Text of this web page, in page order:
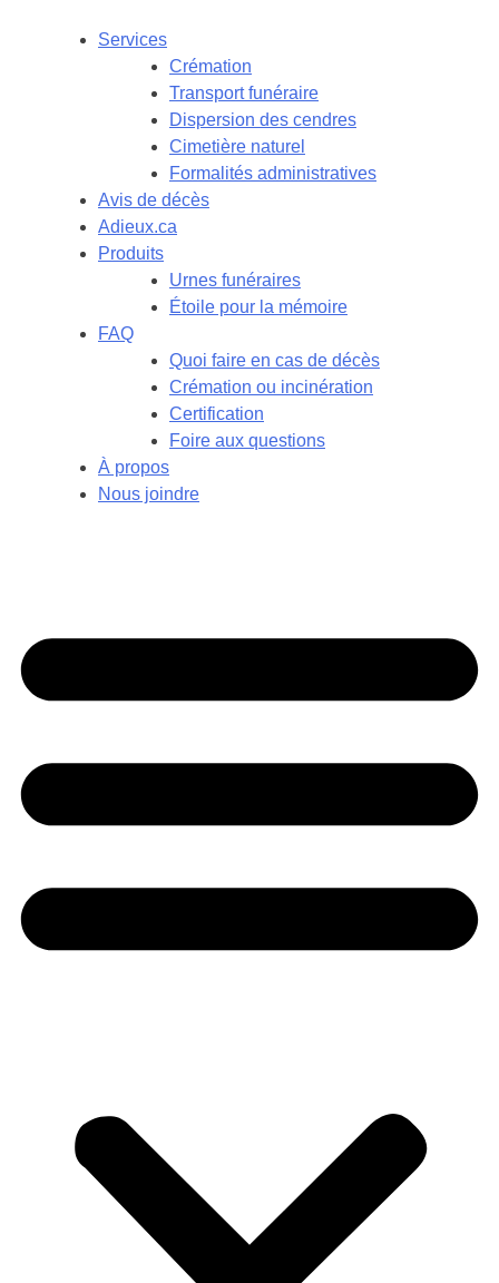
Services
Crémation
Transport funéraire
Dispersion des cendres
Cimetière naturel
Formalités administratives
Avis de décès
Adieux.ca
Produits
Urnes funéraires
Étoile pour la mémoire
FAQ
Quoi faire en cas de décès
Crémation ou incinération
Certification
Foire aux questions
À propos
Nous joindre